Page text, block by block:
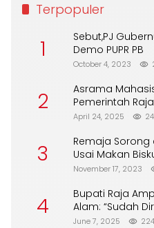
Terpopuler
1
Sebut,PJ
Demo PUPR PB
October 4, 2023
2
Asrama
Pemerintah
DPA
April 24, 2025
3
Remaja Sorong
November 17, 2023
4
Bupati Raja
Alam: “Sudah
Merusak
June 7, 2025